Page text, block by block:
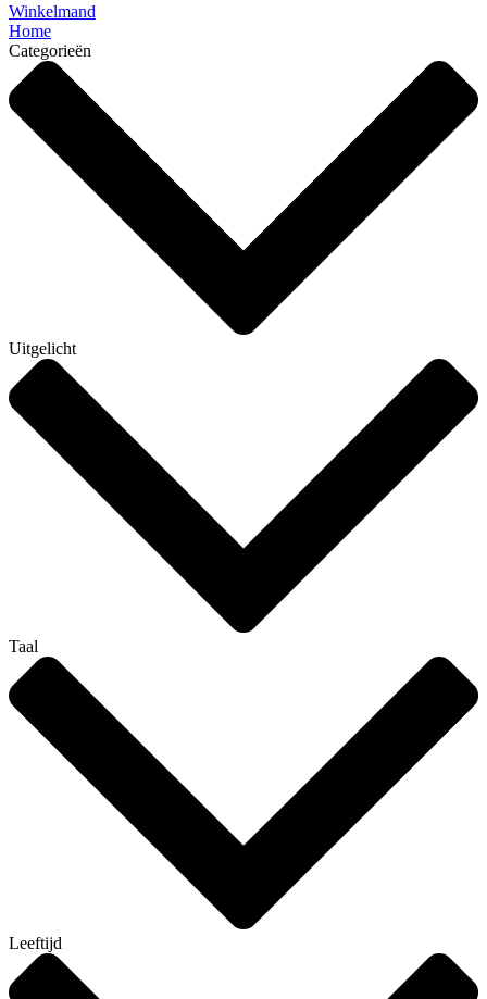
Winkelmand
Home
Categorieën
Uitgelicht
Taal
Leeftijd